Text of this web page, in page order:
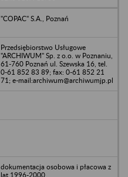
"COPAC" S.A., Poznań
Przedsiębiorstwo Usługowe
"ARCHIWUM" Sp. z o.o. w Poznaniu,
61-760 Poznań ul. Szewska 16, tel.
0-61 852 83 89; fax: 0-61 852 21
71; e-mail:archiwum@archiwumjp.pl
dokumentacja osobowa i płacowa z
lat 1996-2000